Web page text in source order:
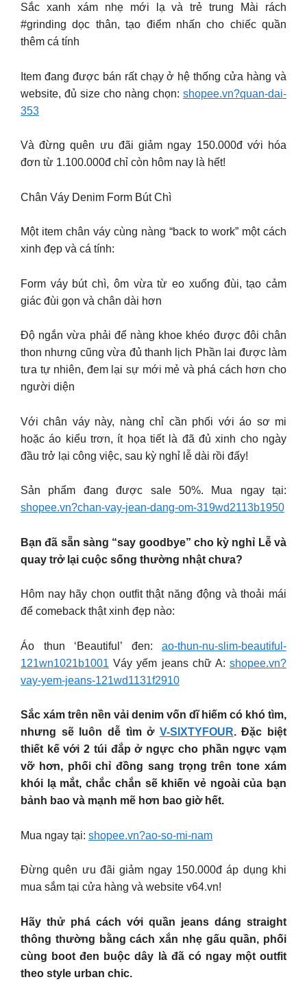
Sắc xanh xám nhẹ mới lạ và trẻ trung Mài rách
#grinding dọc thân, tạo điểm nhấn cho chiếc quần
thêm cá tính
Item đang được bán rất chạy ở hệ thống cửa hàng và
website, đủ size cho nàng chọn: shopee.vn?quan-dai-
353
Và đừng quên ưu đãi giảm ngay 150.000đ với hóa
đơn từ 1.100.000đ chỉ còn hôm nay là hết!
Chân Váy Denim Form Bút Chì
Một item chân váy cùng nàng “back to work” một cách
xinh đẹp và cá tính:
Form váy bút chì, ôm vừa từ eo xuống đùi, tạo cảm
giác đùi gọn và chân dài hơn
Độ ngắn vừa phải để nàng khoe khéo được đôi chân
thon nhưng cũng vừa đủ thanh lịch Phần lai được làm
tưa tự nhiên, đem lại sự mới mẻ và phá cách hơn cho
người diện
Với chân váy này, nàng chỉ cần phối với áo sơ mi
hoặc áo kiểu trơn, ít họa tiết là đã đủ xinh cho ngày
đầu trở lại công việc, sau kỳ nghỉ lễ dài rồi đấy!
Sản phẩm đang được sale 50%. Mua ngay tại:
shopee.vn?chan-vay-jean-dang-om-319wd2113b1950
Bạn đã sẵn sàng “say goodbye” cho kỳ nghỉ Lễ và
quay trở lại cuộc sống thường nhật chưa?
Hôm nay hãy chọn outfit thật năng động và thoải mái
để comeback thật xinh đẹp nào:
Áo thun ‘Beautiful’ đen: ao-thun-nu-slim-beautiful-
121wn1021b1001 Váy yếm jeans chữ A: shopee.vn?
vay-yem-jeans-121wd1131f2910
Sắc xám trên nền vải denim vốn dĩ hiếm có khó tìm,
nhưng sẽ luôn dễ tìm ở V-SIXTYFOUR. Đặc biệt
thiết kế với 2 túi đắp ở ngực cho phần ngực vạm
vỡ hơn, phối chỉ đồng sang trọng trên tone xám
khói lạ mắt, chắc chắn sẽ khiến vẻ ngoài của bạn
bảnh bao và mạnh mẽ hơn bao giờ hết.
Mua ngay tại: shopee.vn?ao-so-mi-nam
Đừng quên ưu đãi giảm ngay 150.000đ áp dụng khi
mua sắm tại cửa hàng và website v64.vn!
Hãy thử phá cách với quần jeans dáng straight
thông thường bằng cách xắn nhẹ gấu quần, phối
cùng boot đen buộc dây là đã có ngay một outfit
theo style urban chic.